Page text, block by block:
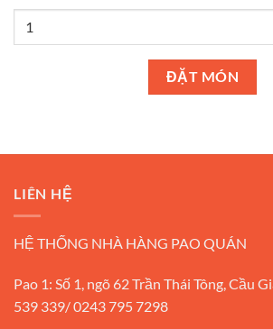
ĐẶT MÓN
LIÊN HỆ
HỆ THỐNG NHÀ HÀNG PAO QUÁN
Pao 1: Số 1, ngõ 62 Trần Thái Tông, Cầu
539 339/ 0243 795 7298